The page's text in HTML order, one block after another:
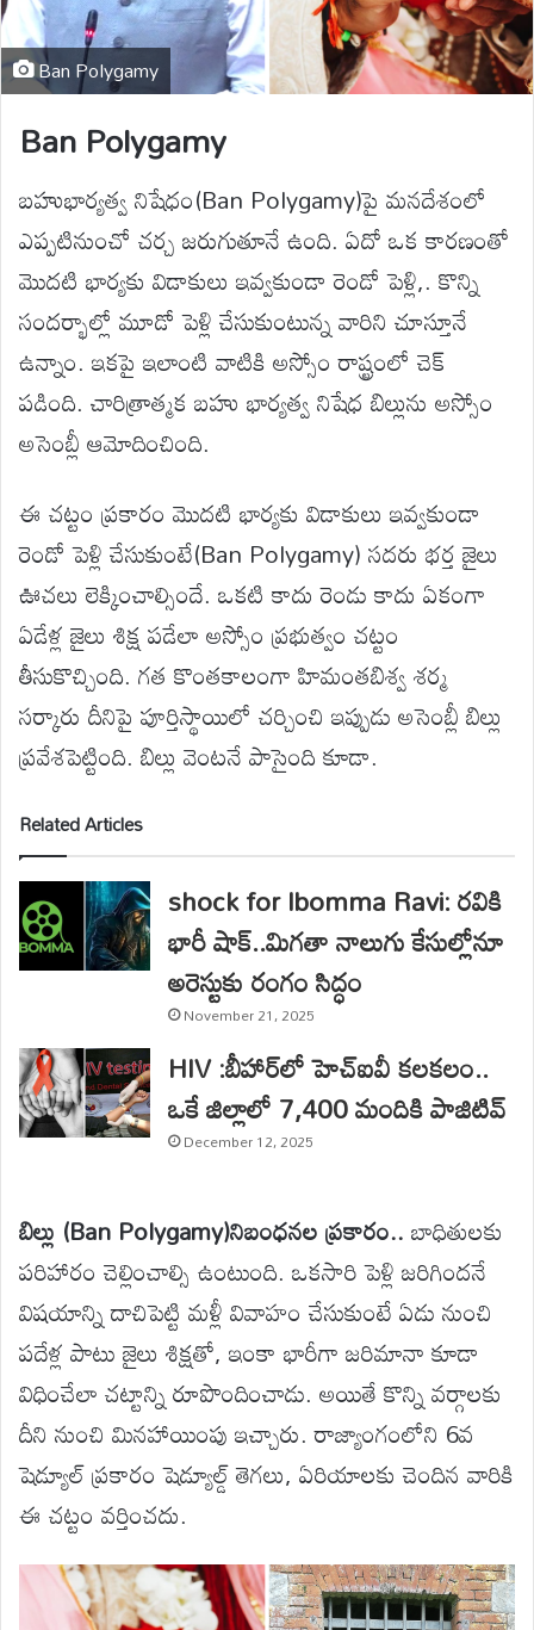
Ban Polygamy
Ban Polygamy
బహుభార్యత్వ నిషేధం(Ban Polygamy)పై మనదేశంలో
ఎప్పటినుంచో చర్చ జరుగుతూనే ఉంది. ఏదో ఒక కారణంతో
మొదటి భార్యకు విడాకులు ఇవ్వకుండా రెండో పెళ్లి,. కొన్ని
సందర్భాల్లో మూడో పెళ్లి చేసుకుంటున్న వారిని చూస్తూనే
ఉన్నాం. ఇకపై ఇలాంటి వాటికి అస్సోం రాష్ట్రంలో చెక్
పడింది. చారిత్రాత్మక బహు భార్యత్వ నిషేధ బిల్లును అస్సోం
అసెంబ్లీ ఆమోదించింది.
ఈ చట్టం ప్రకారం మొదటి భార్యకు విడాకులు ఇవ్వకుండా
రెండో పెళ్లి చేసుకుంటే(Ban Polygamy) సదరు భర్త జైలు
ఊచలు లెక్కించాల్సిందే. ఒకటి కాదు రెండు కాదు ఏకంగా
ఏడేళ్ల జైలు శిక్ష పడేలా అస్సోం ప్రభుత్వం చట్టం
తీసుకొచ్చింది. గత కొంతకాలంగా హిమంతబిశ్వ శర్మ
సర్కారు దీనిపై పూర్తిస్థాయిలో చర్చించి ఇప్పుడు అసెంబ్లీ బిల్లు
ప్రవేశపెట్టింది. బిల్లు వెంటనే పాసైంది కూడా.
Related Articles
shock for Ibomma Ravi: రవికి
భారీ షాక్..మిగతా నాలుగు కేసుల్లోనూ
అరెస్టుకు రంగం సిద్ధం
November 21, 2025
HIV :బీహార్‌లో హెచ్‌ఐవీ కలకలం..
ఒకే జిల్లాలో 7,400 మందికి పాజిటివ్
December 12, 2025
బిల్లు (Ban Polygamy)నిబంధనల ప్రకారం..బాధితులకు
పరిహారం చెల్లించాల్సి ఉంటుంది. ఒకసారి పెళ్లి జరిగిందనే
విషయాన్ని దాచిపెట్టి మళ్లీ వివాహం చేసుకుంటే ఏడు నుంచి
పదేళ్ల పాటు జైలు శిక్షతో, ఇంకా భారీగా జరిమానా కూడా
విధించేలా చట్టాన్ని రూపొందించాడు. అయితే కొన్ని వర్గాలకు
దీని నుంచి మినహాయింపు ఇచ్చారు. రాజ్యాంగంలోని 6వ
షెడ్యూల్ ప్రకారం షెడ్యూల్డ్ తెగలు, ఏరియాలకు చెందిన వారికి
ఈ చట్టం వర్తించదు.